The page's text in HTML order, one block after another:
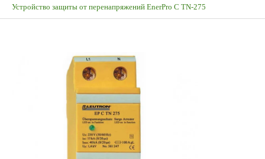
Устройство защиты от перенапряжений EnerPro C TN-275